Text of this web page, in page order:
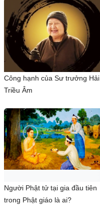
Công hạnh của Sư trưởng Hải
Triều Âm
Người Phật tử tại gia đầu tiên
trong Phật giáo là ai?